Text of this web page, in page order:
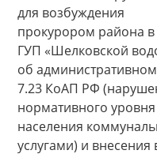
для возбуждения
прокурором района
ГУП «Шелковской
об
7.23 КоАП РФ
нормативного
населения
услугами) и внесения